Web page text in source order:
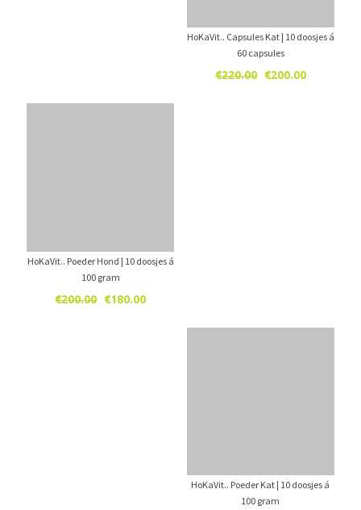
HoKaVit.. Capsules Kat | 10 doosjes á
60 capsules
€220.00
Oorspronkelijke
€200.00Huidige
HoKaVit.. Poeder Hond | 10 doosjes á
100 gram
€200.00
Oorspronkelijke
€180.00Huidige
HoKaVit.. Poeder Kat | 10 doosjes á
100 gram